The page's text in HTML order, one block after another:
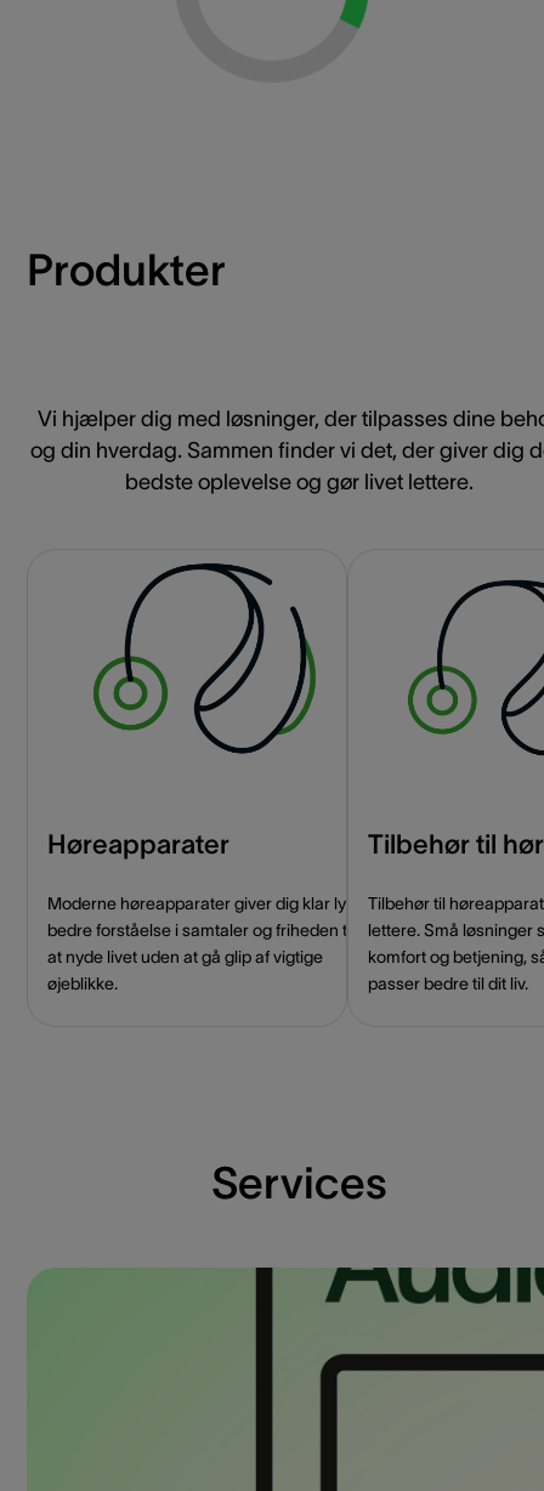
Produkter
Vi hjælper dig med løsninger, der tilpasses dine
og din hverdag. Sammen finder vi det, der giver dig
bedste oplevelse og gør livet lettere.
Høreapparater
Moderne høreapparater giver dig klar lyd,
bedre forståelse i samtaler og friheden til
at nyde livet uden at gå glip af vigtige
øjeblikke.
Tilbehør til
Tilbehør til
lettere. Små løsninger
komfort og betjening,
passer bedre til dit liv.
Services